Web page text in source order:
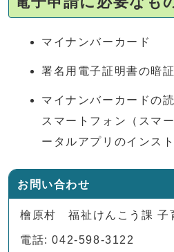
マイナンバーカード
署名用電子証明書の暗
マイナンバーカードの
スマートフォン（スマ
ータルアプリのインス
お問い合わせ
檜原村 福祉けんこう課 子
電話: 042-598-3122